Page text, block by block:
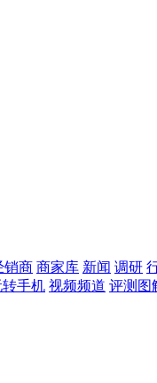
销商 商家库 新闻 调研
转手机 视频频道 评测图